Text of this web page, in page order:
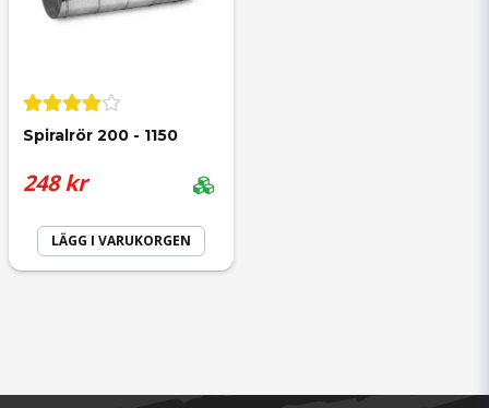
Spiralrör 200 - 1150
248 kr
LÄGG I VARUKORGEN